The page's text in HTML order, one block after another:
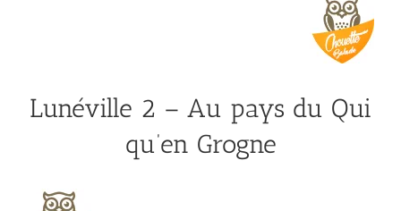
Lunéville 2 – Au pays du Qui
qu’en Grogne